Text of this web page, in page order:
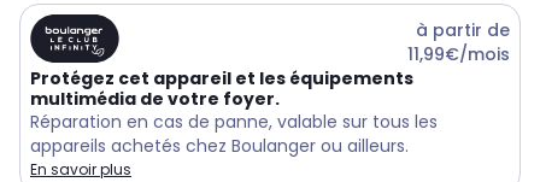
à partir de
11,99€/mois
Protégez cet appareil et les équipements
multimédia de votre foyer.
Réparation en cas de panne, valable sur tous les
appareils achetés chez Boulanger ou ailleurs.
En savoir plus